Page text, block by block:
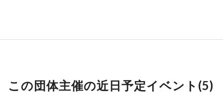
この団体主催の近日予定イベント(5)